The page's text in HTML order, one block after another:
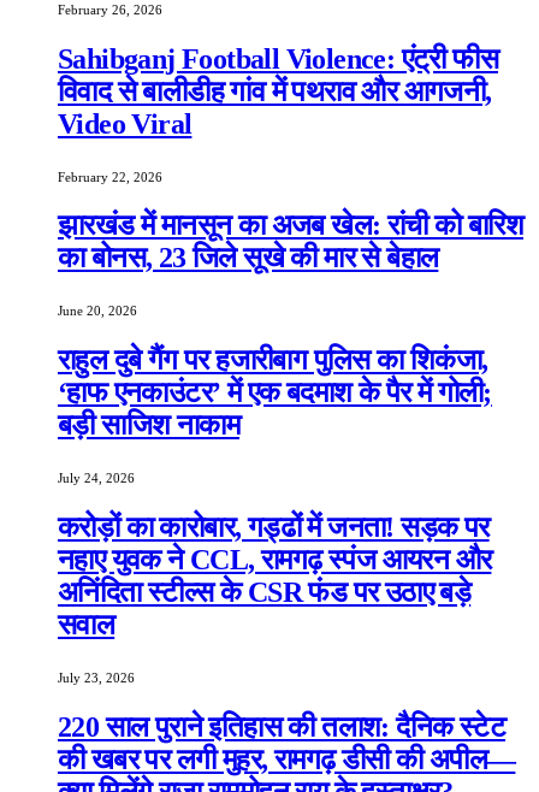
February 26, 2026
Sahibganj Football Violence: एंट्री फीस
विवाद से बालीडीह गांव में पथराव और आगजनी,
Video Viral
February 22, 2026
झारखंड में मानसून का अजब खेल: रांची को बारिश
का बोनस, 23 जिले सूखे की मार से बेहाल
June 20, 2026
राहुल दुबे गैंग पर हजारीबाग पुलिस का शिकंजा,
‘हाफ एनकाउंटर’ में एक बदमाश के पैर में गोली;
बड़ी साजिश नाकाम
July 24, 2026
करोड़ों का कारोबार, गड्ढों में जनता! सड़क पर
नहाए युवक ने CCL, रामगढ़ स्पंज आयरन और
अनिंदिता स्टील्स के CSR फंड पर उठाए बड़े
सवाल
July 23, 2026
220 साल पुराने इतिहास की तलाश: दैनिक स्टेट
की खबर पर लगी मुहर, रामगढ़ डीसी की अपील—